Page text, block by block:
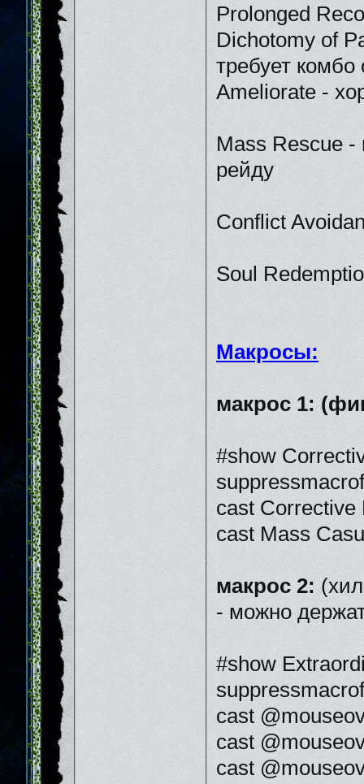
Prolonged
Dichotomy of
требует комбо
Ameliorate -
Mass Rescue
рейду
Conflict
Soul
Макросы:
макрос 1:
#show
cast Corrective
cast Mass
макрос 2:
- можно
#show
cast
cast
cast